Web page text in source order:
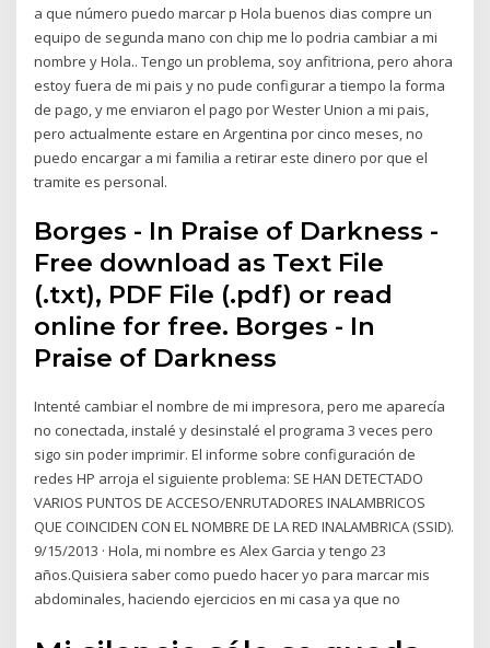
a que número puedo marcar p Hola buenos dias compre un
equipo de segunda mano con chip me lo podria cambiar a mi
nombre y Hola.. Tengo un problema, soy anfitriona, pero ahora
estoy fuera de mi pais y no pude configurar a tiempo la forma
de pago, y me enviaron el pago por Wester Union a mi pais,
pero actualmente estare en Argentina por cinco meses, no
puedo encargar a mi familia a retirar este dinero por que el
tramite es personal.
Borges - In Praise of Darkness -
Free download as Text File
(.txt), PDF File (.pdf) or read
online for free. Borges - In
Praise of Darkness
Intenté cambiar el nombre de mi impresora, pero me aparecía
no conectada, instalé y desinstalé el programa 3 veces pero
sigo sin poder imprimir. El informe sobre configuración de
redes HP arroja el siguiente problema: SE HAN DETECTADO
VARIOS PUNTOS DE ACCESO/ENRUTADORES INALAMBRICOS
QUE COINCIDEN CON EL NOMBRE DE LA RED INALAMBRICA (SSID).
9/15/2013 · Hola, mi nombre es Alex Garcia y tengo 23
años.Quisiera saber como puedo hacer yo para marcar mis
abdominales, haciendo ejercicios en mi casa ya que no